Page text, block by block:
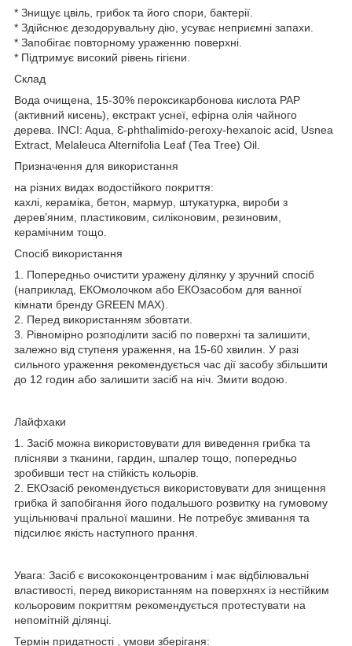
* Знищує цвіль, грибок та його спори, бактерії.
* Здійснює дезодорувальну дію, усуває неприємні запахи.
* Запобігає повторному ураженню поверхні.
* Підтримує високий рівень гігієни.
Склад
Вода очищена, 15-30% пероксикарбонова кислота PAP
(активний кисень), екстракт уснеї, ефірна олія чайного
дерева. INCI: Aqua, Ɛ-phthalimido-peroxy-hexanoic acid, Usnea
Extract, Melaleuca Alternifolia Leaf (Tea Tree) Oil.
Призначення для використання
на різних видах водостійкого покриття:
кахлі, кераміка, бетон, мармур, штукатурка, вироби з
дерев’яним, пластиковим, силіконовим, резиновим,
керамічним тощо.
Спосіб використання
1. Попередньо очистити уражену ділянку у зручний спосіб
(наприклад, ЕКОмолочком або ЕКОзасобом для ванної
кімнати бренду GREEN MAX).
2. Перед використанням збовтати.
3. Рівномірно розподілити засіб по поверхні та залишити,
залежно від ступеня ураження, на 15-60 хвилин. У разі
сильного ураження рекомендується час дії засобу збільшити
до 12 годин або залишити засіб на ніч. Змити водою.
Лайфхаки
1. Засіб можна використовувати для виведення грибка та
плісняви з тканини, гардин, шпалер тощо, попередньо
зробивши тест на стійкість кольорів.
2. ЕКОзасіб рекомендується використовувати для знищення
грибка й запобігання його подальшого розвитку на гумовому
ущільнювачі пральної машини. Не потребує змивання та
підсилює якість наступного прання.
Увага: Засіб є висококонцентрованим і має відбілювальні
властивості, перед використанням на поверхнях із нестійким
кольоровим покриттям рекомендується протестувати на
непомітній ділянці.
Термін придатності , умови зберіганя: